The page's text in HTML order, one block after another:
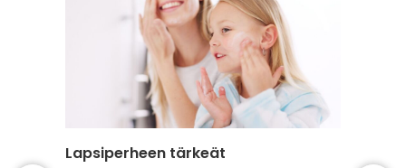
Lapsiperheen tärkeät